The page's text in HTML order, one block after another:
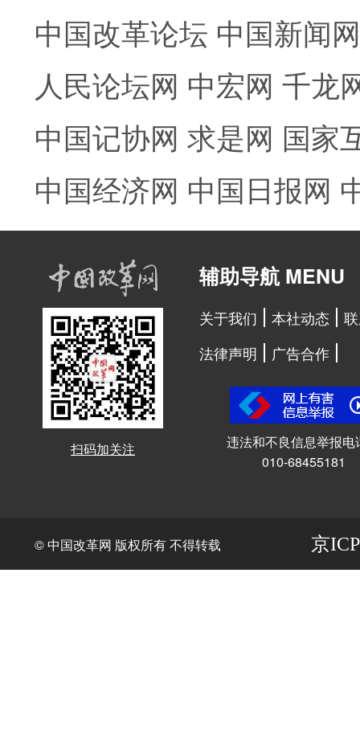
中国改革论坛 中国新闻网
人民论坛网 中宏网 千龙
中国记协网 求是网 国家
中国经济网 中国日报网
扫码加关注
辅助导航 MENU
关于我们 本社动态
法律声明
广告合作
违法和不良信息举报电
010-68455181
© 中国改革网 版权所有 不得转载 京